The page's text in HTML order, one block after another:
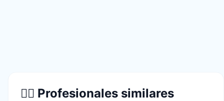
👨‍⚕️ Profesionales similares